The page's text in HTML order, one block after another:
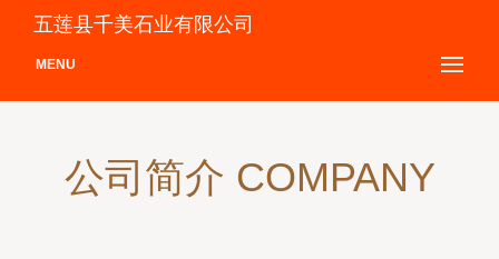
五莲县千美石业有限公司
MENU
公司简介 COMPANY